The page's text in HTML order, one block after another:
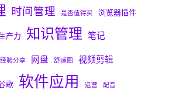
时间管理 是否值得买 浏览器插件
产力 知识管理 笔记
经验分享 网盘 舒适圈 视频剪辑
歌 软件应用 运营 配音